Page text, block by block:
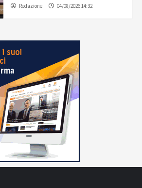
Redazione 04/08/2026 14:32